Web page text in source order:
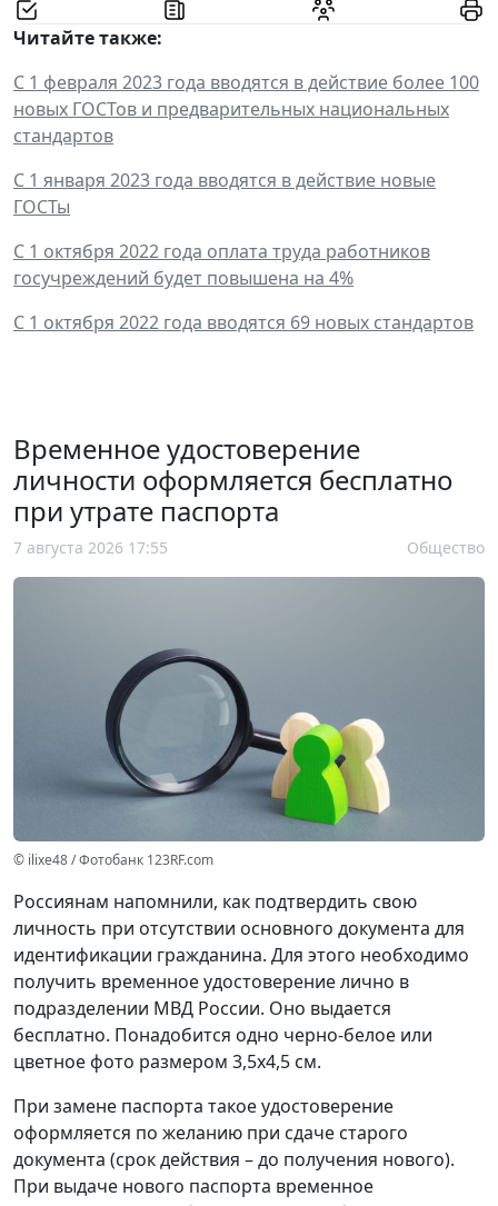
Читайте также:
С 1 февраля 2023 года вводятся в действие более 100
новых ГОСТов и предварительных национальных
стандартов
С 1 января 2023 года вводятся в действие новые
ГОСТы
С 1 октября 2022 года оплата труда работников
госучреждений будет повышена на 4%
С 1 октября 2022 года вводятся 69 новых стандартов
Временное удостоверение
личности оформляется бесплатно
при утрате паспорта
7 августа 2026 17:55 Общество
© ilixe48 / Фотобанк 123RF.com
Россиянам напомнили, как подтвердить свою
личность при отсутствии основного документа для
идентификации гражданина. Для этого необходимо
получить временное удостоверение лично в
подразделении МВД России. Оно выдается
бесплатно. Понадобится одно черно-белое или
цветное фото размером 3,5x4,5 см.
При замене паспорта такое удостоверение
оформляется по желанию при сдаче старого
документа (срок действия – до получения нового).
При выдаче нового паспорта временное